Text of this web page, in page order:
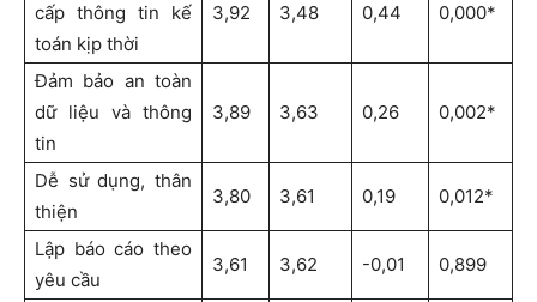
cấp thông tin kế
toán kịp thời
3,92 3,48 0,44 0,000*
Đảm bảo an toàn
dữ liệu và thông
tin
3,89 3,63 0,26 0,002*
Dễ sử dụng, thân
thiện
3,80 3,61 0,19 0,012*
Lập báo cáo theo
yêu cầu
3,61 3,62 -0,01 0,899